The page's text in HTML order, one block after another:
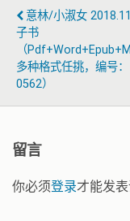
意林/小淑女
子书
（
多种格式任挑，编号
0562）
留言
你必须登录才能发表